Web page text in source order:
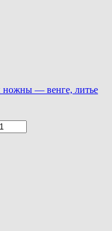
ножны — венге, литье